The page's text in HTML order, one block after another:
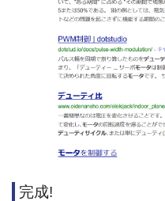
完成!